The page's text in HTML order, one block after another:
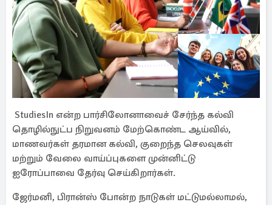
StudiesIn என்ற பார்சிலோனாவைச் சேர்ந்த கல்வி
தொழில்நுட்ப நிறுவனம் மேற்கொண்ட ஆய்வில்,
மாணவர்கள் தரமான கல்வி, குறைந்த செலவுகள்
மற்றும் வேலை வாய்ப்புகளை முன்னிட்டு
ஐரோப்பாவை தேர்வு செய்கிறார்கள்.
ஜேர்மனி, பிரான்ஸ் போன்ற நாடுகள் மட்டுமல்லாமல்,